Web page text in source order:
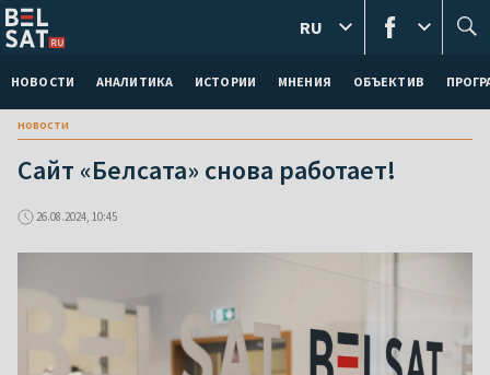
НОВОСТИ АНАЛИТИКА ИСТОРИИ МНЕНИЯ ОБЪЕКТИВ
RU
новости
Сайт «Белсата» снова работает!
26.08.2024, 10:45